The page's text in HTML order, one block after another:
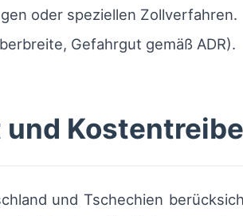
oder speziellen Zollverfahren.
Gefahrgut gemäß ADR).
und Tschechien